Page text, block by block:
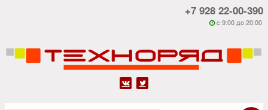
+7 928 22-00-390
 c 9:00 до 20:00
 